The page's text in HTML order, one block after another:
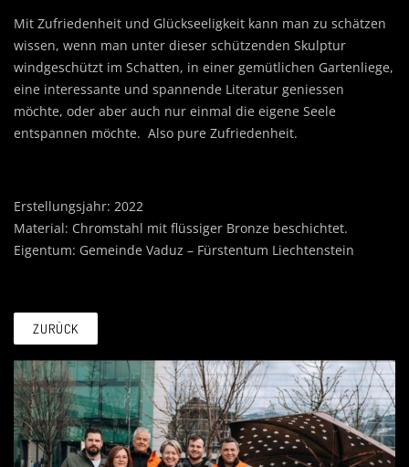
Mit Zufriedenheit und Glückseeligkeit kann man zu schätzen
wissen, wenn man unter dieser schützenden Skulptur
windgeschützt im Schatten, in einer gemütlichen Gartenliege,
eine interessante und spannende Literatur geniessen
möchte, oder aber auch nur einmal die eigene Seele
entspannen möchte. Also pure Zufriedenheit.
Erstellungsjahr: 2022
Material: Chromstahl mit flüssiger Bronze beschichtet.
Eigentum: Gemeinde Vaduz – Fürstentum Liechtenstein
ZURÜCK